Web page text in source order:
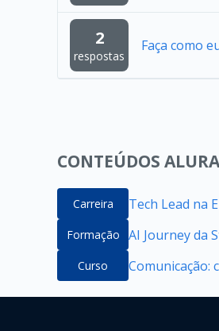
2
respostas
Faça como
CONTEÚDOS
Carreira Tech Lead na
Formação AI Journey da
Curso Comunicação: